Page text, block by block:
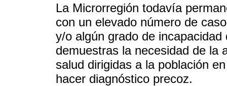
La Microrregión todavía
con un elevado número de
y/o algún grado de
demuestras la necesidad de la
salud dirigidas a la población
hacer diagnóstico precoz.